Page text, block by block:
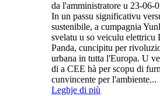
da l'amministratore u 23-06-
In un passu significativu
sustenibile, a cumpagnia
svelatu u so veiculu
Panda, cuncipitu per
urbana in tutta l'Europa. U
di a CEE hà per scopu di
cunvincente per l'ambiente...
Leghje di più